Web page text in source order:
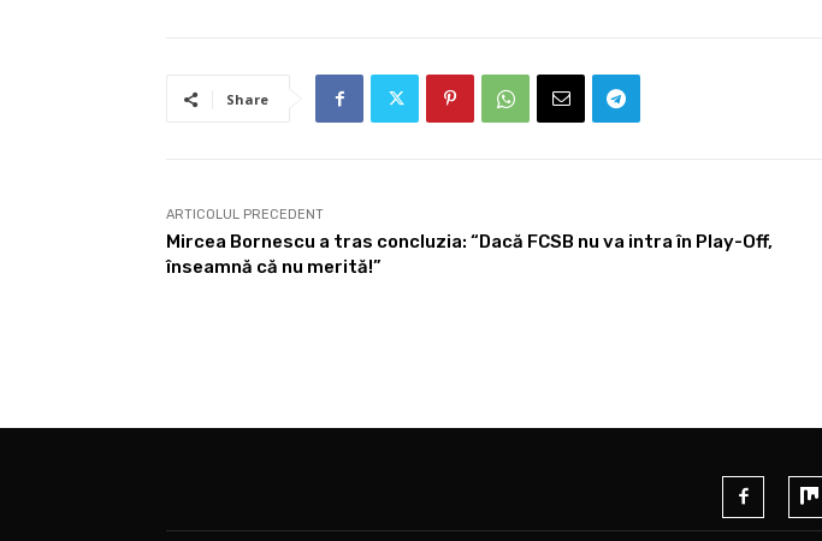
Share
ARTICOLUL PRECEDENT
Mircea Bornescu a tras concluzia: “Dacă FCSB nu va intra în Play-Off,
înseamnă că nu merită!”